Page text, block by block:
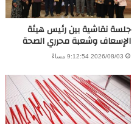
جلسة نقاشية بين رئيس هيئة
الإسعاف وشعبة محرري الصحة
2026/08/03 9:12:54 مساءً